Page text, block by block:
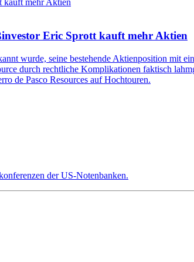
Eric Sprott kauft mehr Aktien
wurde, seine bestehende Aktienposition mit
durch rechtliche Komplikationen faktisch
de Pasco Resources auf Hochtouren.
der US-Notenbanken.